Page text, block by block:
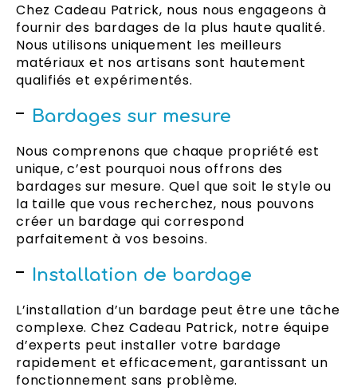
Chez Cadeau Patrick, nous nous engageons à
fournir des bardages de la plus haute qualité.
Nous utilisons uniquement les meilleurs
matériaux et nos artisans sont hautement
qualifiés et expérimentés.
Bardages sur mesure
Nous comprenons que chaque propriété est
unique, c’est pourquoi nous offrons des
bardages sur mesure. Quel que soit le style ou
la taille que vous recherchez, nous pouvons
créer un bardage qui correspond
parfaitement à vos besoins.
Installation de bardage
L’installation d’un bardage peut être une tâche
complexe. Chez Cadeau Patrick, notre équipe
d’experts peut installer votre bardage
rapidement et efficacement, garantissant un
fonctionnement sans problème.